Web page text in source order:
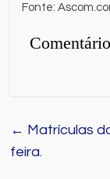
Fonte:
← Matrículas
feira.